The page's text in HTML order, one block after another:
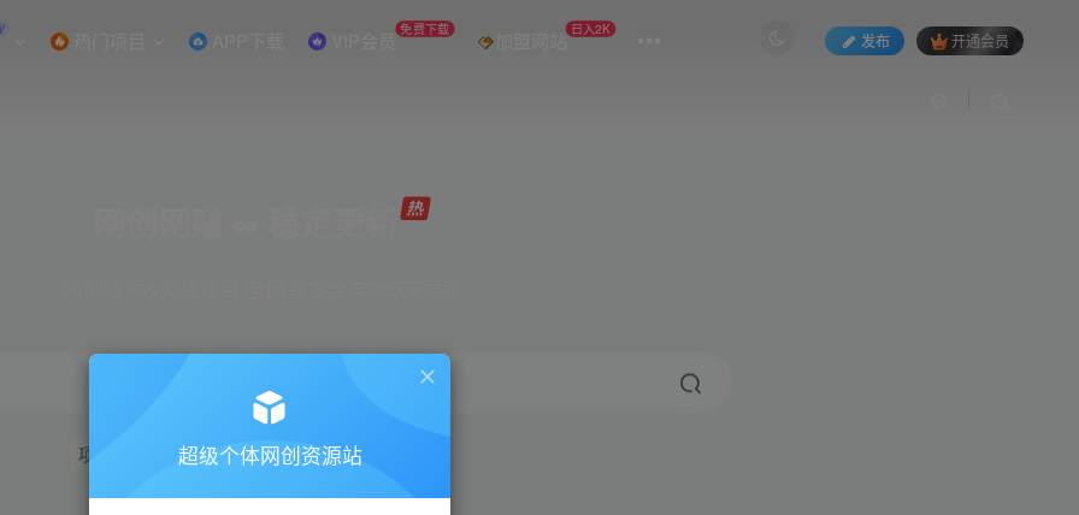
热门项目 APP下载 VIP会员 免费下载 加盟网站 日入2K
发布 开通会员
项目 引流 短视频 小红书
超级个体网创资源站